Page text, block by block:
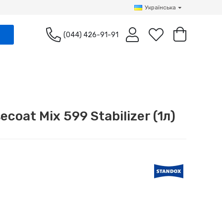
Українська
(044) 426-91-91
Mix 599 Stabilizer (1л)